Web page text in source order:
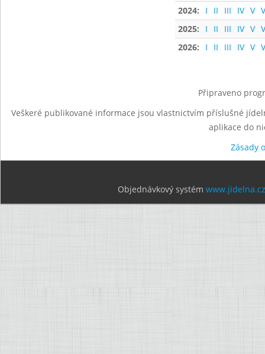
2024:
I II III IV V
2025:
I II III IV V
2026:
I II III IV V
Připraveno
Veškeré publikované informace jsou vlastnictvím příslušné
aplikace do
Zásady
Objednávkový systém www.jidelna.cz